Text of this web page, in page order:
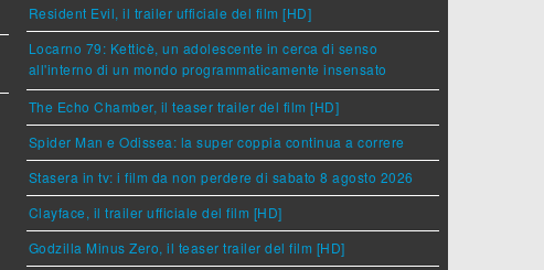
Resident Evil, il trailer ufficiale del film [HD]
Locarno 79: Ketticè, un adolescente in cerca di senso
all'interno di un mondo programmaticamente insensato
The Echo Chamber, il teaser trailer del film [HD]
Spider Man e Odissea: la super coppia continua a correre
Stasera in tv: i film da non perdere di sabato 8 agosto 2026
Clayface, il trailer ufficiale del film [HD]
Godzilla Minus Zero, il teaser trailer del film [HD]